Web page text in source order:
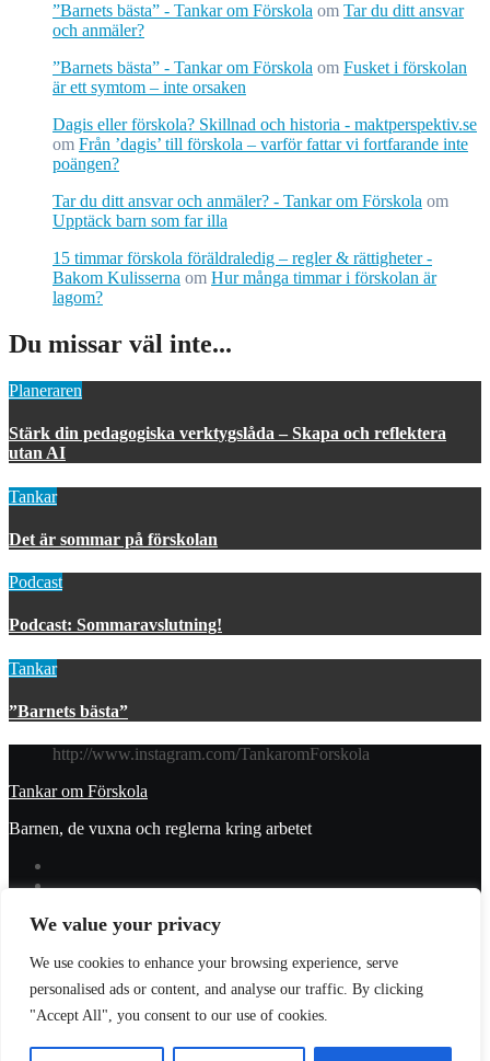
We value your privacy
We use cookies to enhance your browsing experience, serve
personalised ads or content, and analyse our traffic. By clicking
"Accept All", you consent to our use of cookies.
”Barnets bästa” - Tankar om Förskola om Tar du ditt ansvar
och anmäler?
”Barnets bästa” - Tankar om Förskola om Fusket i förskolan
är ett symtom – inte orsaken
Dagis eller förskola? Skillnad och historia - maktperspektiv.se
om Från ’dagis’ till förskola – varför fattar vi fortfarande inte
poängen?
Tar du ditt ansvar och anmäler? - Tankar om Förskola om
Upptäck barn som far illa
15 timmar förskola föräldraledig – regler & rättigheter -
Bakom Kulisserna om Hur många timmar i förskolan är
lagom?
Du missar väl inte...
Planeraren
Stärk din pedagogiska verktygslåda – Skapa och reflektera
utan AI
Tankar
Det är sommar på förskolan
Podcast
Podcast: Sommaravslutning!
Tankar
”Barnets bästa”
http://www.instagram.com/TankaromForskola
Tankar om Förskola
Barnen, de vuxna och reglerna kring arbetet
Donera
Integritetspolicy
Prenumerera